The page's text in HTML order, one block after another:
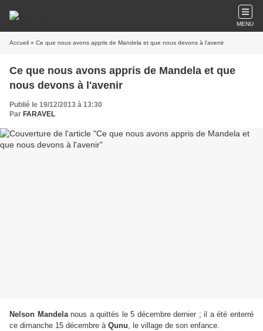
MENU
Accueil » Ce que nous avons appris de Mandela et que nous devons à l'avenir
Ce que nous avons appris de Mandela et que
nous devons à l'avenir
Publié le 19/12/2013 à 13:30
Par FARAVEL
Nelson Mandelanous a quittés le 5 décembre dernier ; il a été enterré
ce dimanche 15 décembre à Qunu, le village de son enfance.